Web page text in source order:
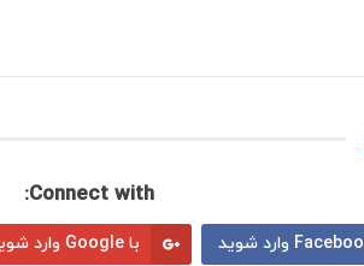
Connect with:
با Google وارد شوید